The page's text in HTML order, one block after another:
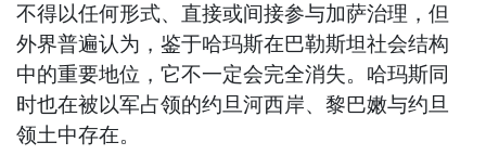
不得以任何形式、直接或间接参与加萨治理，但
外界普遍认为，鉴于哈玛斯在巴勒斯坦社会结构
中的重要地位，它不一定会完全消失。哈玛斯同
时也在被以军占领的约旦河西岸、黎巴嫩与约旦
领土中存在。